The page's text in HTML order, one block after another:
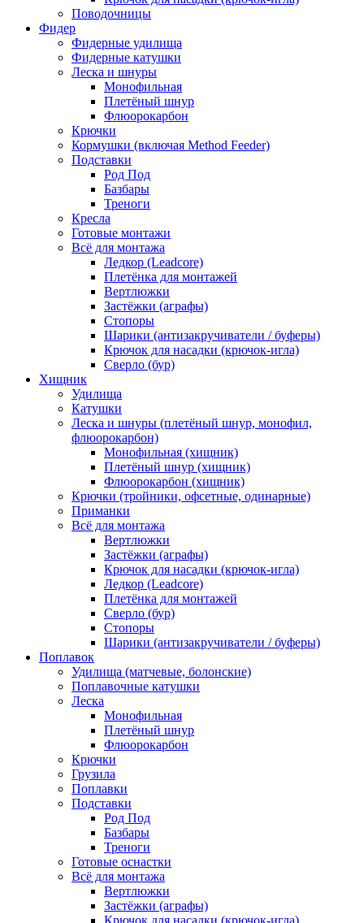
Поводочницы
Фидер
Фидерные удилища
Фидерные катушки
Леска и шнуры
Монофильная
Плетёный шнур
Флюорокарбон
Крючки
Кормушки (включая Method Feeder)
Подставки
Род Под
Базбары
Треноги
Кресла
Готовые монтажи
Всё для монтажа
Ледкор (Leadcore)
Плетёнка для монтажей
Вертлюжки
Застёжки (аграфы)
Стопоры
Шарики (антизакручиватели / буферы)
Крючок для насадки (крючок-игла)
Сверло (бур)
Хищник
Удилища
Катушки
Леска и шнуры (плетёный шнур, монофил,
флюорокарбон)
Монофильная (хищник)
Плетёный шнур (хищник)
Флюорокарбон (хищник)
Крючки (тройники, офсетные, одинарные)
Приманки
Всё для монтажа
Вертлюжки
Застёжки (аграфы)
Крючок для насадки (крючок-игла)
Ледкор (Leadcore)
Плетёнка для монтажей
Сверло (бур)
Стопоры
Шарики (антизакручиватели / буферы)
Поплавок
Удилища (матчевые, болонские)
Поплавочные катушки
Леска
Монофильная
Плетёный шнур
Флюорокарбон
Крючки
Грузила
Поплавки
Подставки
Род Под
Базбары
Треноги
Готовые оснастки
Всё для монтажа
Вертлюжки
Застёжки (аграфы)
Крючок для насадки (крючок-игла)